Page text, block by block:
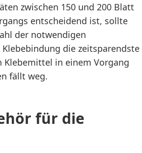
zwischen 150 und 200 Blatt
entscheidend ist, sollte
der notwendigen
die zeitsparendste
Klebemittel in einem Vorgang
fällt weg.
für die